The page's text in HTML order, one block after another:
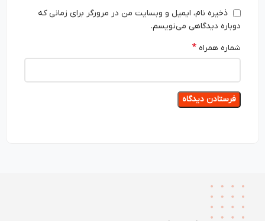
ذخیره نام، ایمیل و وبسایت من در مرورگر برای زمانی که
دوباره دیدگاهی می‌نویسم.
شماره همراه*